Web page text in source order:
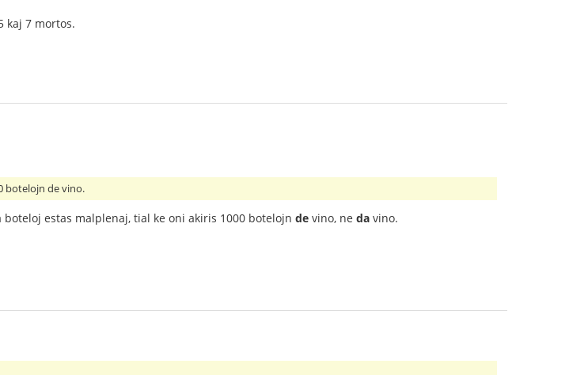
kaj 7 mortos.
botelojn de vino.
estas malplenaj, tial ke oni akiris 1000 botelojn de vino, ne da vino.